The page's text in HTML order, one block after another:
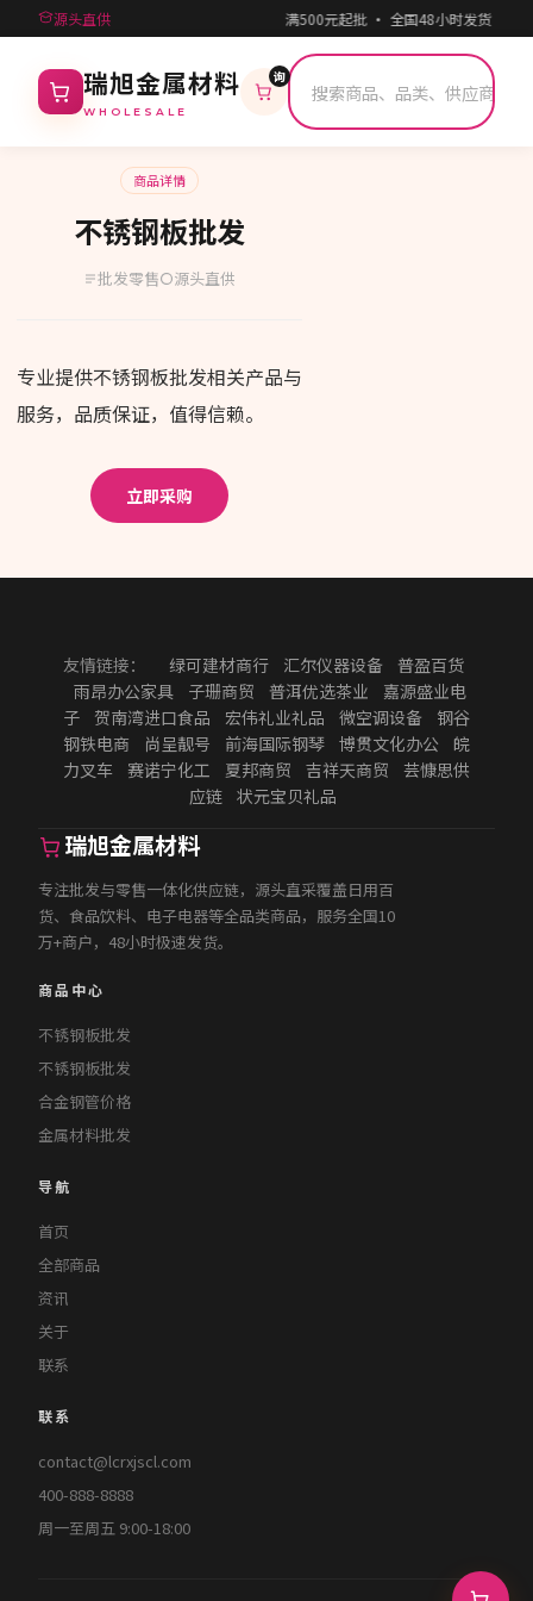
源头直供 满500元起批 · 全国48小时发货 ·
瑞旭金属材料
WHOLESALE
询
商品详情
不锈钢板批发
批发零售 源头直供
专业提供不锈钢板批发相关产品与
服务，品质保证，值得信赖。
立即采购
友情链接： 绿可建材商行 汇尔仪器设备
普盈百货
雨昂办公家具
子珊商贸 普洱优选茶业
嘉源盛业电
子
贺南湾进口食品 宏伟礼业礼品 微空调设备
钢谷
钢铁电商
尚呈靓号 前海国际钢琴 博贯文化办公
皖
力叉车
赛诺宁化工 夏邦商贸 吉祥天商贸
芸慷思供
应链 状元宝贝礼品
瑞旭金属材料
专注批发与零售一体化供应链，源头直采覆盖日用百
货、食品饮料、电子电器等全品类商品，服务全国10
万+商户，48小时极速发货。
商品中心
不锈钢板批发
不锈钢板批发
合金钢管价格
金属材料批发
导航
首页
全部商品
资讯
关于
联系
联系
contact@lcrxjscl.com
400-888-8888
周一至周五 9:00-18:00